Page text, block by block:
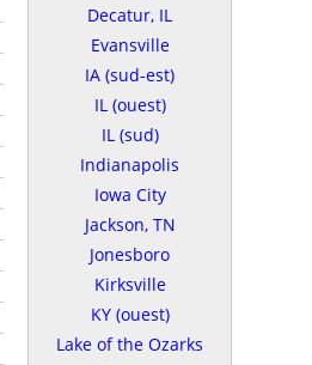
Decatur, IL
Evansville
IA (sud-est)
IL (ouest)
IL (sud)
Indianapolis
Iowa City
Jackson, TN
Jonesboro
Kirksville
KY (ouest)
Lake of the Ozarks